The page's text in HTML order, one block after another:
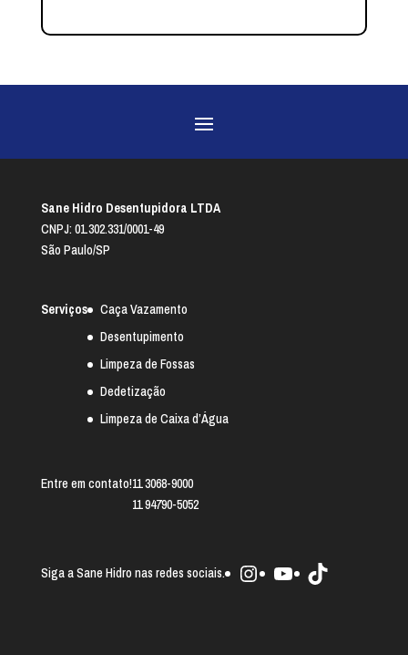
Sane Hidro Desentupidora LTDA
CNPJ: 01.302.331/0001-49
São Paulo/SP
Serviços
Caça Vazamento
Desentupimento
Limpeza de Fossas
Dedetização
Limpeza de Caixa d’Água
Entre em contato!11 3068-9000
11 94790-5052
Siga a Sane Hidro nas redes sociais. Instagram
YoutubeTikTok